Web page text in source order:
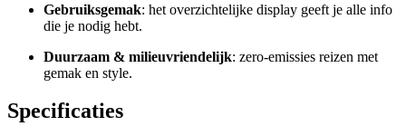
Gebruiksgemak: het overzichtelijke display geeft je alle info
die je nodig hebt.
Duurzaam & milieuvriendelijk: zero-emissies reizen met
gemak en style.
Specificaties